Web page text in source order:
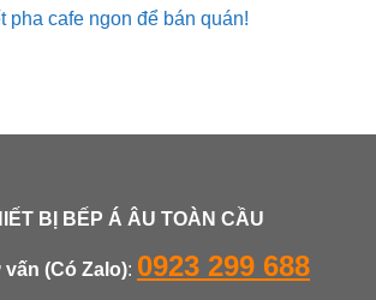
pha cafe ngon để bán quán!
BỊ BẾP Á ÂU TOÀN CẦU
(Có Zalo): 0923 299 688